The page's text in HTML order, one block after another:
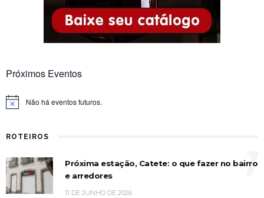
Próximos Eventos
Notice Não há eventos futuros.
ROTEIROS
Próxima estação, Catete: o que fazer no bairro
e arredores
11 DE JUNHO DE 2026
1